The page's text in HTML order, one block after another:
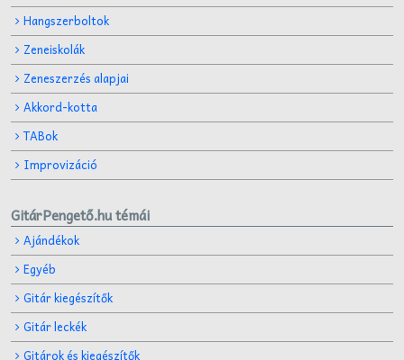
Hangszerboltok
Zeneiskolák
Zeneszerzés alapjai
Akkord-kotta
TABok
Improvizáció
GitárPengető.hu témái
Ajándékok
Egyéb
Gitár kiegészítők
Gitár leckék
Gitárok és kiegészítők